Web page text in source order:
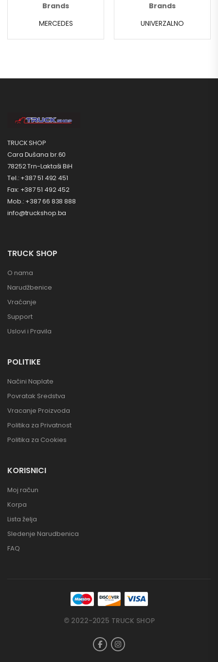
Brands
MERCEDES
Brands
UNIVERZALNO
TRUCK SHOP
Cara Dušana br.60
78252 Trn-Laktaši BiH
Tel.: +387 51 492 451
Fax: +387 51 492 452
Mob.: +387 66 838 888
info@truckshop.ba
TRUCK SHOP
O nama
Narudžbenice
Vraćanje
Support
Uslovi i Pravila
POLITIKE
Načini Naplate
Povratak Sredstva
Vracanje Proizvoda
Politika za Privatnost
Politika za Cookies
KORISNICI
Moj račun
Korpa
Lista želja
Sledenje Narudbenica
FAQ
© 2022-2025 TRUCK SHOP